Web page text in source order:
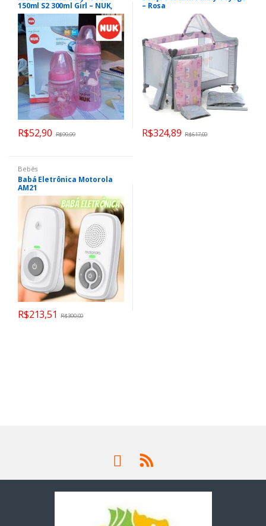
150ml S2 300ml Girl – NUK,
Rosa, 2 Unidades
R$52,90 R$99,99
– Rosa
R$324,89 R$617,00
Bebês
Babá Eletrônica Motorola
AM21
R$213,51 R$300,00